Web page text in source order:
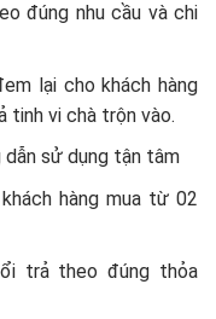
đúng nhu cầu và chi
lại cho khách hàng
tinh vi chà trộn vào.
dẫn sử dụng tận tâm
hàng mua từ 02
trả theo đúng thỏa